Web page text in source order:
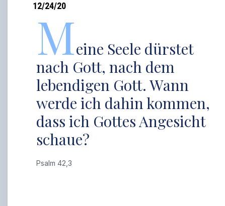
12/24/20
Meine Seele dürstet
nach Gott, nach dem
lebendigen Gott. Wann
werde ich dahin kommen,
dass ich Gottes Angesicht
schaue?
Psalm 42,3